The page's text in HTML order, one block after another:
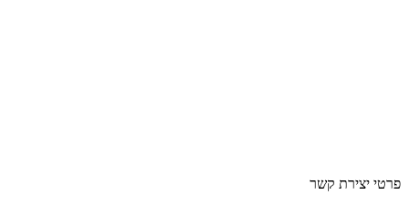
פרטי יצירת קשר